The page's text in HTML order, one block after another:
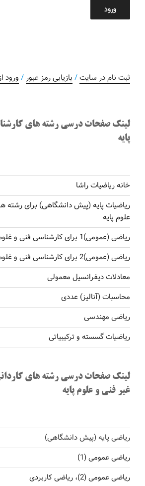
ورود
ثبت نام در سایت/ بازیابی رمز عبور/ ورود
لینک صفحات درسی رشته های
پایه
خانه ریاضیات راشا
ریاضیات پایه (پیش دانشگاهی) برای رشته
علوم پایه
ریاضی (عمومی)1 برای کارشناسی فنی و غلوم پایه
ریاضی (عمومی)2 برای کارشناسی فنی و غلوم پایه
معادلات دیفرانسیل معمولی
محاسبات (آنالیز) عددی
ریاضی مهندسی
ریاضیات گسسته و ترکیبیاتی
لینک صفحات درسی رشته های
غیر فنی و علوم پایه
ریاضی پایه (پیش دانشگاهی)
ریاضی عمومی (1)
ریاضی عمومی (2)، ریاضی کاربردی